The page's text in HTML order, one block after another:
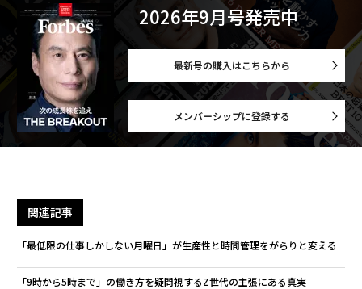
2026年9月号発売中
最新号の購入はこちらから
メンバーシップに登録する
関連記事
「最低限の仕事しかしない月曜日」が生産性と時間管理をがらりと変える
「9時から5時まで」の働き方を疑問視するZ世代の主張にある真実